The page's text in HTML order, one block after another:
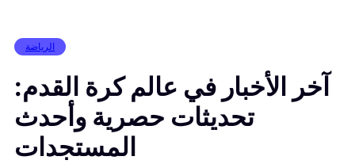
الرياضة
آخر الأخبار في عالم كرة القدم:
تحديثات حصرية وأحدث
المستجدات